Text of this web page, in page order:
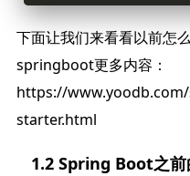
下面让我们来看看以前怎
springboot更多内容：
https://
starter.html
1.2 Spring Boot之